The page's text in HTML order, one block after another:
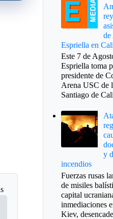
de
Espriella en Cali
Este 7 de
Espriella toma
presidente de
Arena USC de
Santiago de
y
incendios
Fuerzas rusas
de misiles
capital
inmediaciones
Kiev,